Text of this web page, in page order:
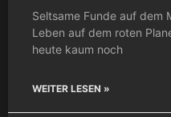
Seltsame Funde auf dem
Leben auf dem roten
heute kaum noch
WEITER LESEN »